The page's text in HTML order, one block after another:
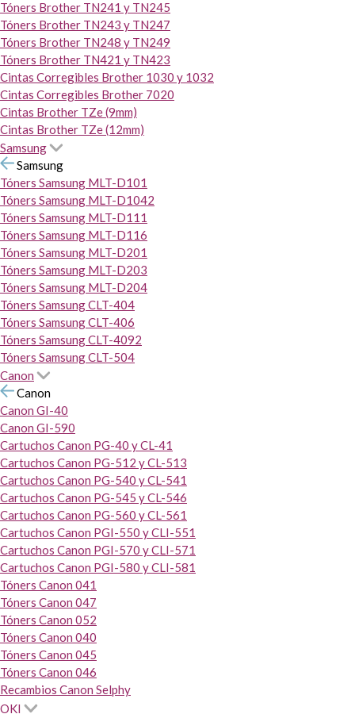
Tóners Brother TN241 y TN245
Tóners Brother TN243 y TN247
Tóners Brother TN248 y TN249
Tóners Brother TN421 y TN423
Cintas Corregibles Brother 1030 y 1032
Cintas Corregibles Brother 7020
Cintas Brother TZe (9mm)
Cintas Brother TZe (12mm)
Samsung
Samsung
Tóners Samsung MLT-D101
Tóners Samsung MLT-D1042
Tóners Samsung MLT-D111
Tóners Samsung MLT-D116
Tóners Samsung MLT-D201
Tóners Samsung MLT-D203
Tóners Samsung MLT-D204
Tóners Samsung CLT-404
Tóners Samsung CLT-406
Tóners Samsung CLT-4092
Tóners Samsung CLT-504
Canon
Canon
Canon GI-40
Canon GI-590
Cartuchos Canon PG-40 y CL-41
Cartuchos Canon PG-512 y CL-513
Cartuchos Canon PG-540 y CL-541
Cartuchos Canon PG-545 y CL-546
Cartuchos Canon PG-560 y CL-561
Cartuchos Canon PGI-550 y CLI-551
Cartuchos Canon PGI-570 y CLI-571
Cartuchos Canon PGI-580 y CLI-581
Tóners Canon 041
Tóners Canon 047
Tóners Canon 052
Tóners Canon 040
Tóners Canon 045
Tóners Canon 046
Recambios Canon Selphy
OKI